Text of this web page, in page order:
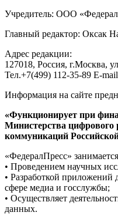
Учредитель: ООО
Главный редактор: Оксак
Адрес редакции:
127018, Россия, г.Москва,
Тел.+7(499) 112-35-89 E-
Информация на сайте
«Функционирует при
Министерства цифрового
коммуникаций
«ФедералПресс»
• Проведением научных
• Разработкой приложений
сфере медиа и госслужбы;
• Осуществляет
данных.